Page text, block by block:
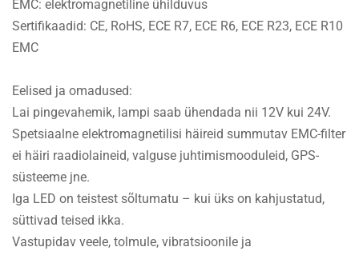
EMC: elektromagnetiline ühilduvus
Sertifikaadid: CE, RoHS, ECE R7, ECE R6, ECE R23, ECE R10
EMC
Eelised ja omadused:
Lai pingevahemik, lampi saab ühendada nii 12V kui 24V.
Spetsiaalne elektromagnetilisi häireid summutav EMC-filter
ei häiri raadiolaineid, valguse juhtimismooduleid, GPS-
süsteeme jne.
Iga LED on teistest sõltumatu – kui üks on kahjustatud,
süttivad teised ikka.
Vastupidav veele, tolmule, vibratsioonile ja